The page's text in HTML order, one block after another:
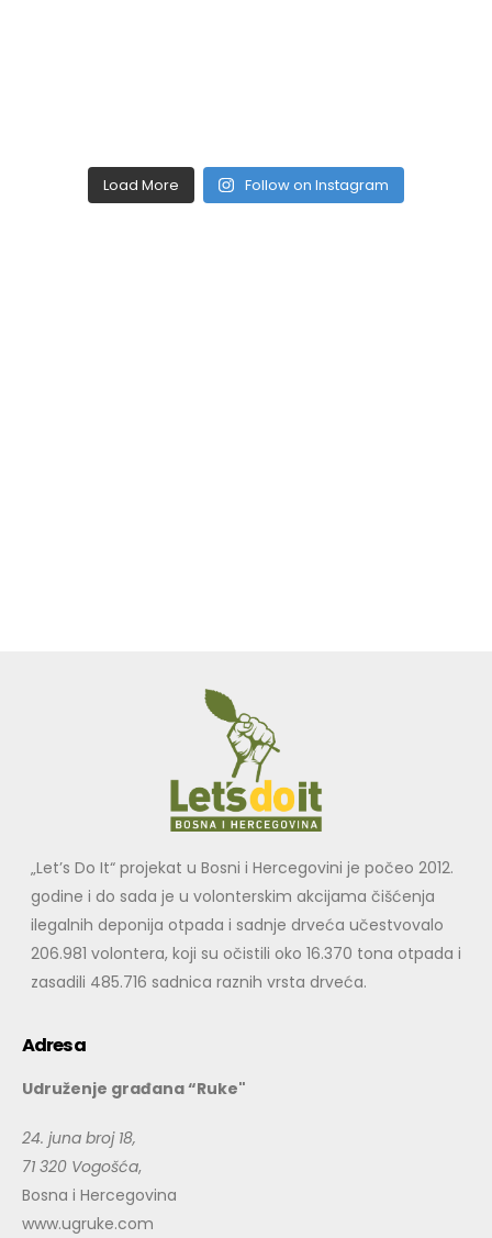
Load More Follow on Instagram
„Let’s Do It“ projekat u Bosni i Hercegovini je počeo 2012.
godine i do sada je u volonterskim akcijama čišćenja
ilegalnih deponija otpada i sadnje drveća učestvovalo
206.981 volontera, koji su očistili oko 16.370 tona otpada i
zasadili 485.716 sadnica raznih vrsta drveća.
Adresa
Udruženje građana “Ruke"
24. juna broj 18,
71 320 Vogošća,
Bosna i Hercegovina
www.ugruke.com